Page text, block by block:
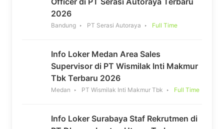
2026
Bandung PT Serasi Autoraya Full Time
Info Loker Medan Area Sales
Supervisor di PT Wismilak Inti Makmur
Tbk Terbaru 2026
Medan PT Wismilak Inti Makmur Tbk Full Time
Info Loker Surabaya Staf Rekrutmen di